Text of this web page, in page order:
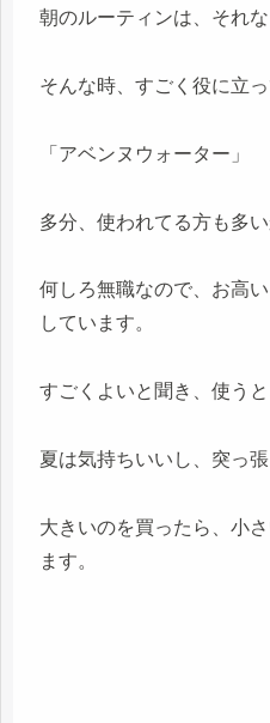
朝のルーティンは、それ
そんな時、すごく役に立
「アベンヌウォーター」
多分、使われてる方も多
何しろ無職なので、お高
しています。
すごくよいと聞き、使うと
夏は気持ちいいし、突っ張
大きいのを買ったら、小
ます。